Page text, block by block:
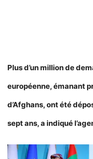
Plus d’un million de
européenne, émanant
d’Afghans, ont été
sept ans, a indiqué